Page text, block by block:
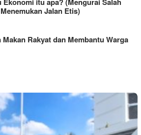
Jalan Etis)
Makan Rakyat dan Membantu Warga